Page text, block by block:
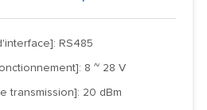
RS485
8 ~ 28 V
transmission]: 20 dBm